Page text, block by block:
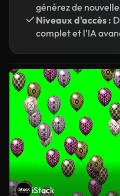
générez de
Niveaux d'accès :
complet et l'IA
iStock